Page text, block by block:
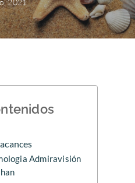
2021
Admiravisión